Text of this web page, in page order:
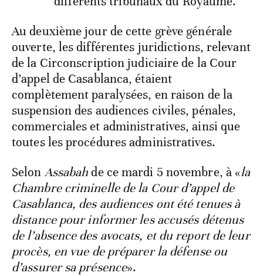
Au deuxième jour de cette grève générale
ouverte, les différentes juridictions, relevant
de la Circonscription judiciaire de la Cour
d’appel de Casablanca, étaient
complètement paralysées, en raison de la
suspension des audiences civiles, pénales,
commerciales et administratives, ainsi que
toutes les procédures administratives.
SelonAssabahde ce mardi 5 novembre, à «la
Chambre criminelle de la Cour d’appel de
Casablanca, des audiences ont été tenues à
distance pour informer les accusés détenus
de l’absence des avocats, et du report de leur
procès, en vue de préparer la défense ou
d’assurer sa présence».